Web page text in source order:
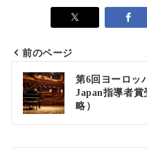
前のページ
第6回ヨーロッ
Japan指導者
略）